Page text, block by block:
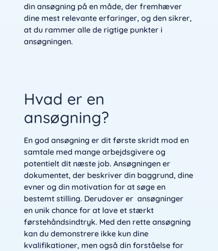
din ansøgning på en måde, der fremhæver
dine mest relevante erfaringer, og den sikrer,
at du rammer alle de rigtige punkter i
ansøgningen.
Hvad er en
ansøgning?
En god ansøgning er dit første skridt mod en
samtale med mange arbejdsgivere og
potentielt dit næste job. Ansøgningen er
dokumentet, der beskriver din baggrund, dine
evner og din motivation for at søge en
bestemt stilling. Derudover er ansøgninger
en unik chance for at lave et stærkt
førstehåndsindtryk. Med den rette ansøgning
kan du demonstrere ikke kun dine
kvalifikationer, men også din forståelse for